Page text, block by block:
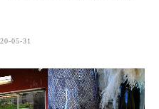
05-31